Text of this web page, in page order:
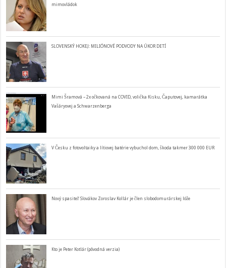
mimovládok
SLOVENSKÝ HOKEJ: MILIÓNOVÉ PODVODY NA ÚKOR DETÍ
Mimi Šramová – 2x očkovaná na COVID, volička Kisku, Čaputovej, kamarátka
Vašáryovej a Schwarzenberga
V Česku z fotovoltaiky a lítiovej batérie vybuchol dom, škoda takmer 300 000 EUR
Nový spasiteľ Slovákov Zoroslav Kollár je člen slobodomurárskej lóže
Kto je Peter Kotlár (pôvodná verzia)